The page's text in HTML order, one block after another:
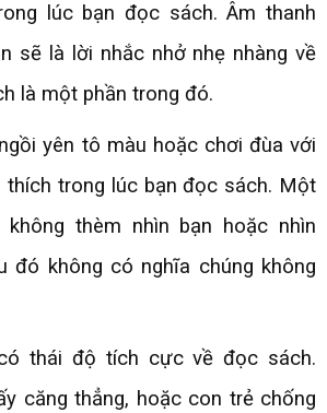
lúc bạn đọc sách. Âm thanh
sẽ là lời nhắc nhở nhẹ nhàng về
là một phần trong đó.
yên tô màu hoặc chơi đùa với
thích trong lúc bạn đọc sách. Một
thèm nhìn bạn hoặc nhìn
đó không có nghĩa chúng không
thái độ tích cực về đọc sách.
căng thẳng, hoặc con trẻ chống